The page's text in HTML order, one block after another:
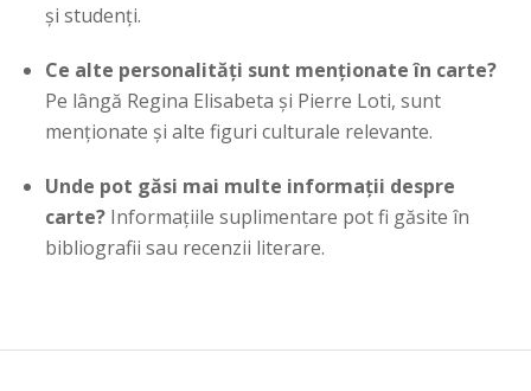
și studenți.
Ce alte personalități sunt menționate în carte?
Pe lângă Regina Elisabeta și Pierre Loti, sunt
menționate și alte figuri culturale relevante.
Unde pot găsi mai multe informații despre
carte? Informațiile suplimentare pot fi găsite în
bibliografii sau recenzii literare.